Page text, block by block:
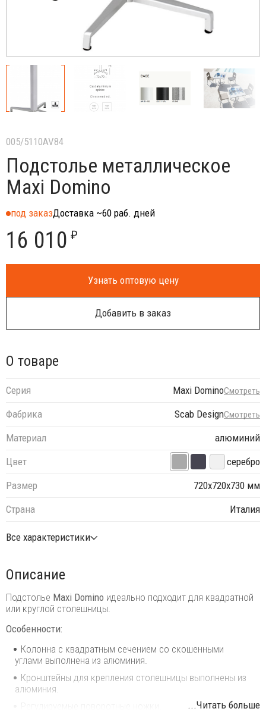
005/5110AV84
Подстолье металлическое
Maxi Domino
под заказДоставка ~60 раб. дней
16 010 ₽
Узнать оптовую цену
Добавить в заказ
О товаре
Серия Maxi DominoСмотреть
Фабрика Scab DesignСмотреть
Материал
алюминий
Цвет
серебро
Размер
720х720х730 мм
Страна
Италия
Все характеристики
Описание
Подстолье Maxi Domino идеально подходит для квадратной
или круглой столешницы.
Особенности:
Колонна с квадратным сечением со скошенными
углами выполнена из алюминия.
Кронштейны для крепления столешницы выполнены из
алюминия.
...Читать больше